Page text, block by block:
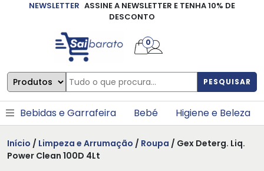
NEWSLETTER ASSINE A NEWSLETTER E TENHA 10% DE
DESCONTO
PESQUISAR
0
Bebidas e Garrafeira Bebé Higiene e Beleza
Início / Limpeza e Arrumação / Roupa / Gex Deterg. Liq.
Power Clean 100D 4Lt